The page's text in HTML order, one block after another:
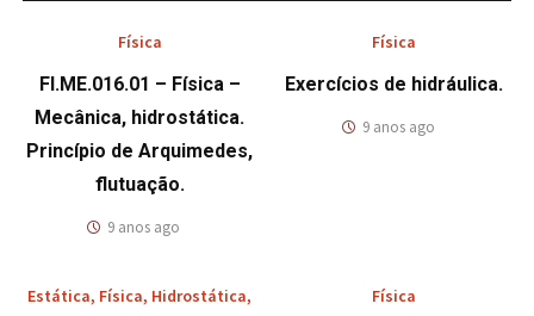
Física
FI.ME.016.01 – Física –
Mecânica, hidrostática.
Princípio de Arquimedes,
flutuação.
9 anos ago
Física
Exercícios de hidráulica.
9 anos ago
Estática, Física, Hidrostática,
Física